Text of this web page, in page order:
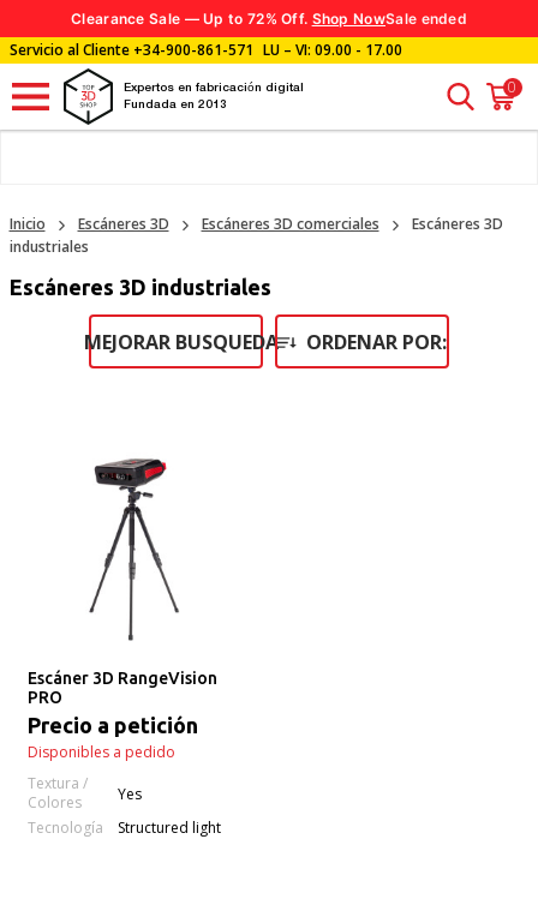
Clearance Sale — Up to 72% Off. Shop NowSale ended
Servicio al Cliente +34-900-861-571 LU – VI: 09.00 - 17.00
Expertos en fabricación digital
Fundada en 2013
0
Inicio Escáneres 3D Escáneres 3D comerciales
Escáneres 3D
industriales
Escáneres 3D industriales
MEJORAR BUSQUEDA ORDENAR POR:
Escáner 3D RangeVision
PRO
Precio a petición
Disponibles a pedido
Textura /
Colores
Yes
Tecnología
Structured light